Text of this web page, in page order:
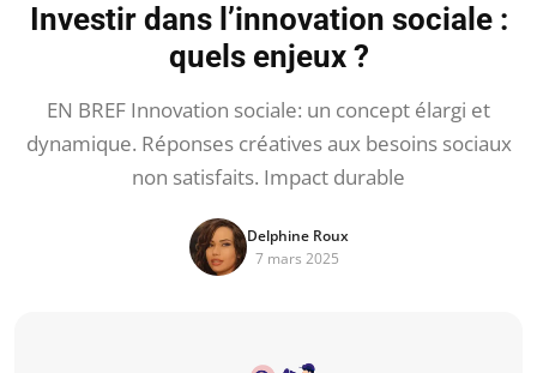
Investir dans l’innovation sociale :
quels enjeux ?
EN BREF Innovation sociale: un concept élargi et
dynamique. Réponses créatives aux besoins sociaux
non satisfaits. Impact durable
Delphine Roux
7 mars 2025